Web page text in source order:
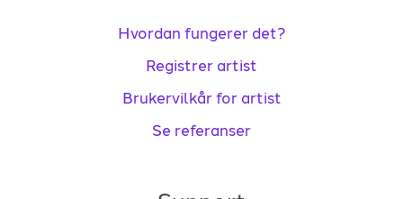
Hvordan fungerer det?
Registrer artist
Brukervilkår for artist
Se referanser